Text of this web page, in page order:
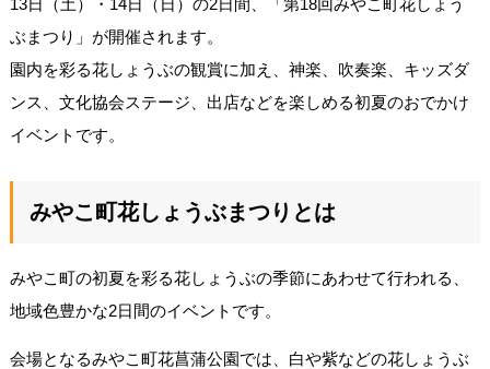
ぶまつり」が開催されます。
園内を彩る花しょうぶの観賞に加え、神楽、吹奏楽、キッズダ
ンス、文化協会ステージ、出店などを楽しめる初夏のおでかけ
イベントです。
みやこ町花しょうぶまつりとは
みやこ町の初夏を彩る花しょうぶの季節にあわせて行われる、
地域色豊かな2日間のイベントです。
会場となるみやこ町花菖蒲公園では、白や紫などの花しょうぶ